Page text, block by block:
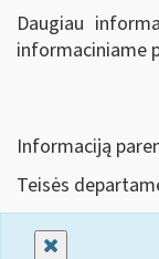
Daugiau
informaciniame
Informaciją
Teisės